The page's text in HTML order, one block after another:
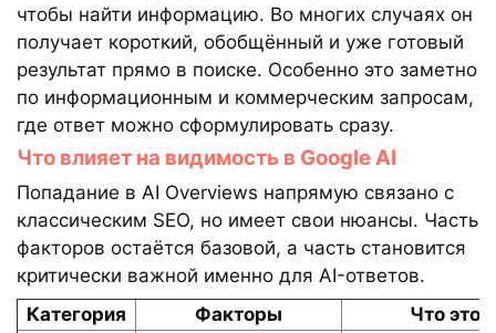
чтобы найти информацию. Во многих случаях он
получает короткий, обобщённый и уже готовый
результат прямо в поиске. Особенно это заметно
по информационным и коммерческим запросам,
где ответ можно сформулировать сразу.
Что влияет на видимость в Google AI
Попадание в AI Overviews напрямую связано с
классическим SEO, но имеет свои нюансы. Часть
факторов остаётся базовой, а часть становится
критически важной именно для AI-ответов.
Категория
Факторы
Что это